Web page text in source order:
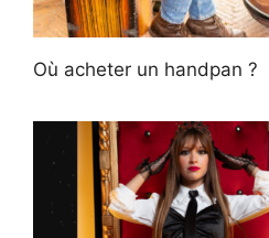
Où acheter un handpan ?